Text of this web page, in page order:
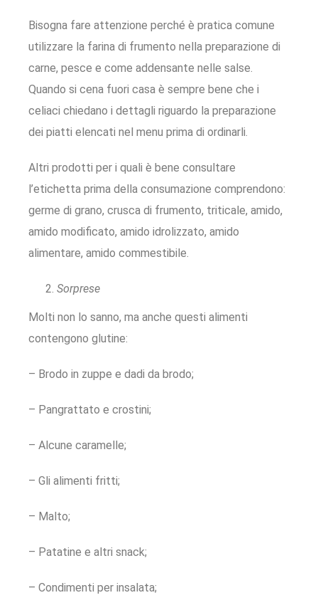
Bisogna fare attenzione perché è pratica comune
utilizzare la farina di frumento nella preparazione di
carne, pesce e come addensante nelle salse.
Quando si cena fuori casa è sempre bene che i
celiaci chiedano i dettagli riguardo la preparazione
dei piatti elencati nel menu prima di ordinarli.
Altri prodotti per i quali è bene consultare
l’etichetta prima della consumazione comprendono:
germe di grano, crusca di frumento, triticale, amido,
amido modificato, amido idrolizzato, amido
alimentare, amido commestibile.
Sorprese
Molti non lo sanno, ma anche questi alimenti
contengono glutine:
– Brodo in zuppe e dadi da brodo;
– Pangrattato e crostini;
– Alcune caramelle;
– Gli alimenti fritti;
– Malto;
– Patatine e altri snack;
– Condimenti per insalata;